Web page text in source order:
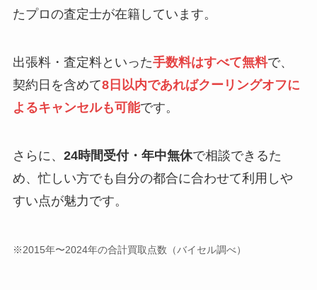
たプロの査定士が在籍しています。
出張料・査定料といった手数料はすべて無料で、
契約日を含めて8日以内であればクーリングオフに
よるキャンセルも可能です。
さらに、 24時間受付・年中無休で相談できるた
め、忙しい方でも自分の都合に合わせて利用しや
すい点が魅力です。
※2015年〜2024年の合計買取点数（バイセル調べ）